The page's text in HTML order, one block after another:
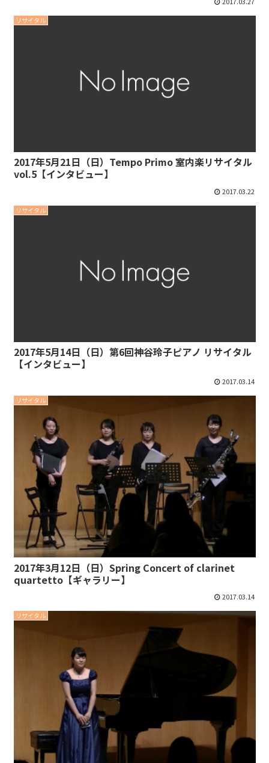
リサイタル
2017年5月21日（日）Tempo Primo 室内楽リサイタル
vol.5【インタビュー】
2017.03.22
リサイタル
2017年5月14日（日）第6回神谷玲子ピアノ リサイタル
【インタビュー】
2017.03.14
リサイタル
2017年3月12日（日）Spring Concert of clarinet
quartetto【ギャラリー】
2017.03.14
リサイタル